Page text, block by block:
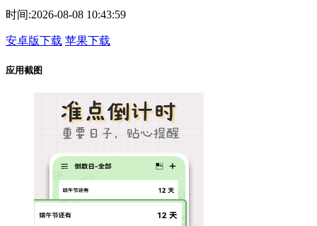
时间:2026-08-08 10:43:59
安卓版下载 苹果下载
应用截图